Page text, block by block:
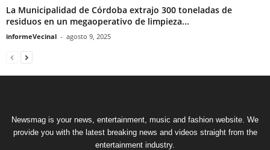
La Municipalidad de Córdoba extrajo 300 toneladas de
residuos en un megaoperativo de limpieza...
informeVecinal - agosto 9, 2025
Newsmag is your news, entertainment, music and fashion website. We
provide you with the latest breaking news and videos straight from the
entertainment industry.